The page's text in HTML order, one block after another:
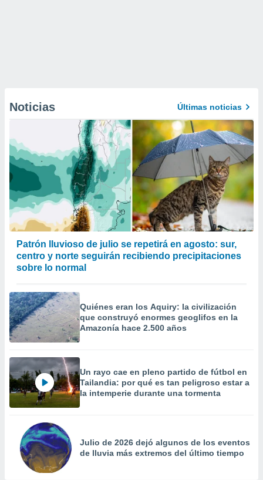
Noticias Últimas noticias
Patrón lluvioso de julio se repetirá en agosto: sur,
centro y norte seguirán recibiendo precipitaciones
sobre lo normal
Quiénes eran los Aquiry: la civilización
que construyó enormes geoglifos en la
Amazonía hace 2.500 años
Un rayo cae en pleno partido de fútbol en
Tailandia: por qué es tan peligroso estar a
la intemperie durante una tormenta
Julio de 2026 dejó algunos de los eventos
de lluvia más extremos del último tiempo